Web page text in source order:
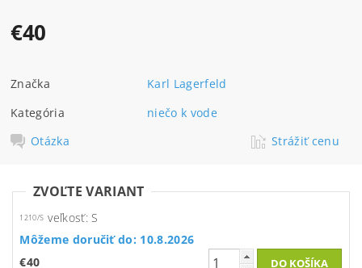
€40
Značka
Karl Lagerfeld
Kategória
niečo k vode
Otázka
Strážiť cenu
ZVOĽTE VARIANT
1210/S veľkosť: S
Môžeme doručiť do: 10.8.2026
€40